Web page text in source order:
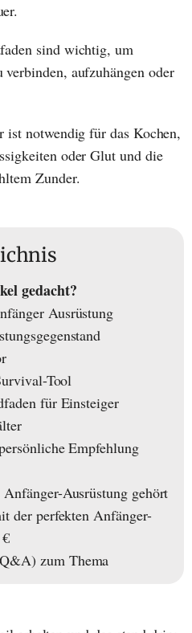
sind wichtig, um
verbinden, aufzuhängen oder
ist notwendig für das Kochen,
oder Glut und die
Zunder.
gedacht?
Ausrüstung
Tool
für Einsteiger
Empfehlung
Ausrüstung gehört
der perfekten Anfänger-
zum Thema